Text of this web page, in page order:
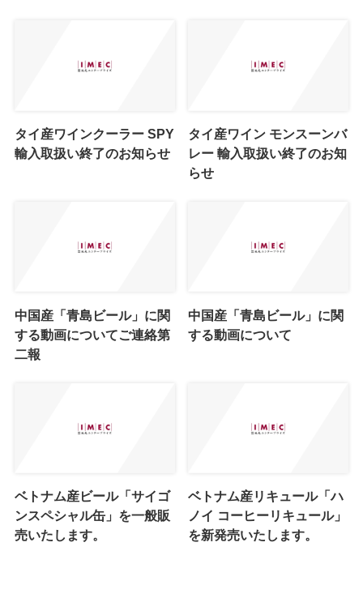
タイ産ワインクーラー SPY
輸入取扱い終了のお知らせ
タイ産ワイン モンスーンバ
レー 輸入取扱い終了のお知
らせ
中国産「青島ビール」に関
する動画についてご連絡第
二報
中国産「青島ビール」に関
する動画について
ベトナム産ビール「サイゴ
ンスペシャル缶」を一般販
売いたします。
ベトナム産リキュール「ハ
ノイ コーヒーリキュール」
を新発売いたします。